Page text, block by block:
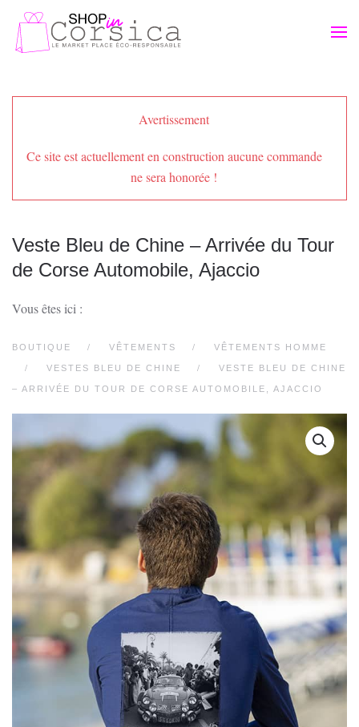
Passer au contenu principal
Avertissement
Ce site est actuellement en construction aucune commande
ne sera honorée !
Veste Bleu de Chine – Arrivée du Tour
de Corse Automobile, Ajaccio
Vous êtes ici :
BOUTIQUE VÊTEMENTS VÊTEMENTS HOMME
VESTES BLEU DE CHINE VESTE BLEU DE CHINE
– ARRIVÉE DU TOUR DE CORSE AUTOMOBILE, AJACCIO